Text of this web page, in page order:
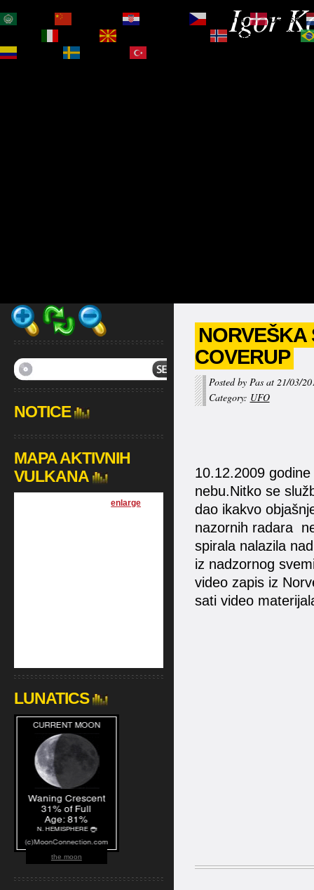
Igor
COVERUP
Posted by Pas at 21/03/
Category: UFO
10.12.2009
nebu.Nitko se
dao ikakvo
nazornih radara
spirala nalazila
iz nadzornog
video zapis iz
sati video
NOTICE
MAPA AKTIVNIH
VULKANA
[enlarge
LUNATICS
the moon
Čeština‎
Dansk
Norsk bokmål